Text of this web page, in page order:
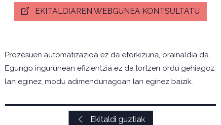
EKITALDIAREN WEBGUNEA KONTSULTATU
Prozesuen automatizazioa ez da etorkizuna, orainaldia da.
Egungo ingurunean efizientzia ez da lortzen ordu gehiagoz
lan eginez, modu adimendunagoan lan eginez baizik.
Ekitaldi guztiak